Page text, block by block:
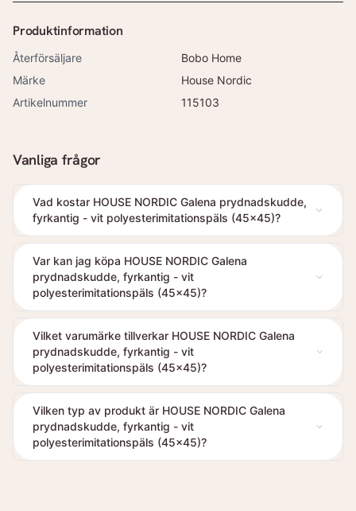
Produktinformation
Återförsäljare
Bobo Home
Märke
House Nordic
Artikelnummer
115103
Vanliga frågor
Vad kostar HOUSE NORDIC Galena prydnadskudde,
fyrkantig - vit polyesterimitationspäls (45x45)?
Var kan jag köpa HOUSE NORDIC Galena
prydnadskudde, fyrkantig - vit
polyesterimitationspäls (45x45)?
Vilket varumärke tillverkar HOUSE NORDIC Galena
prydnadskudde, fyrkantig - vit
polyesterimitationspäls (45x45)?
Vilken typ av produkt är HOUSE NORDIC Galena
prydnadskudde, fyrkantig - vit
polyesterimitationspäls (45x45)?